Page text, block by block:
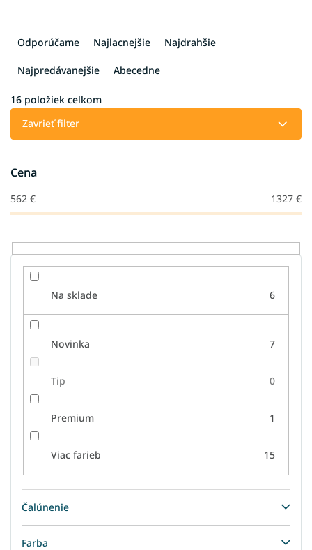
a
i
d
u
k
o
v
Odporúčame Najlacnejšie Najdrahšie
Najpredávanejšie Abecedne
16 položiek celkom
Zavrieť filter
Cena
562 € 1327 €
Na sklade 6
Novinka 7
Tip 0
Premium 1
Viac farieb 15
Čalúnenie
Farba